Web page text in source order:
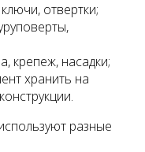
отвертки;
крепеж, насадки;
хранить на
разные